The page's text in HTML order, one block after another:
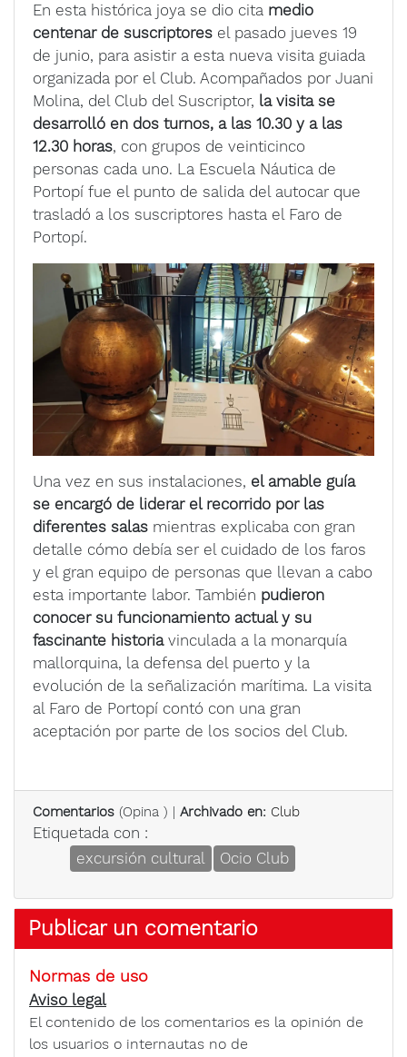
En esta histórica joya se dio cita medio
centenar de suscriptores el pasado jueves 19
de junio, para asistir a esta nueva visita guiada
organizada por el Club. Acompañados por Juani
Molina, del Club del Suscriptor, la visita se
desarrolló en dos turnos, a las 10.30 y a las
12.30 horas, con grupos de veinticinco
personas cada uno. La Escuela Náutica de
Portopí fue el punto de salida del autocar que
trasladó a los suscriptores hasta el Faro de
Portopí.
Una vez en sus instalaciones, el amable guía
se encargó de liderar el recorrido por las
diferentes salas mientras explicaba con gran
detalle cómo debía ser el cuidado de los faros
y el gran equipo de personas que llevan a cabo
esta importante labor. También pudieron
conocer su funcionamiento actual y su
fascinante historiavinculada a la monarquía
mallorquina, la defensa del puerto y la
evolución de la señalización marítima. La visita
al Faro de Portopí contó con una gran
aceptación por parte de los socios del Club.
Comentarios (Opina ) | Archivado en: Club
Etiquetada con :
excursión cultural
Ocio Club
Publicar un comentario
Normas de uso
Aviso legal
El contenido de los comentarios es la opinión de
los usuarios o internautas no de